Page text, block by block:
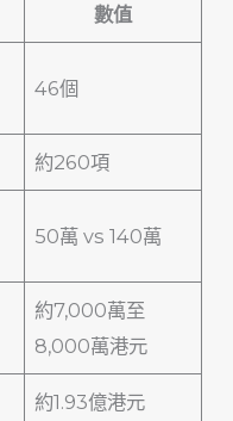
數值
46個
約260項
50萬 vs 140萬
約7,000萬至
8,000萬港元
約1.93億港元